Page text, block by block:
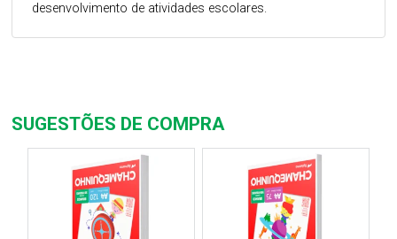
desenvolvimento de atividades escolares.
SUGESTÕES DE COMPRA